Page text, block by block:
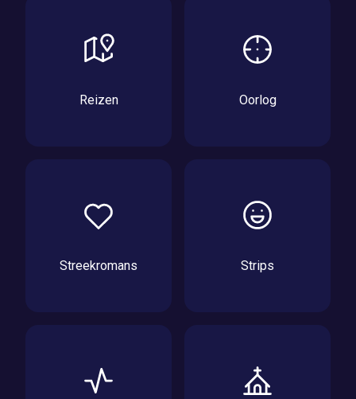
Reizen Oorlog
Streekromans Strips